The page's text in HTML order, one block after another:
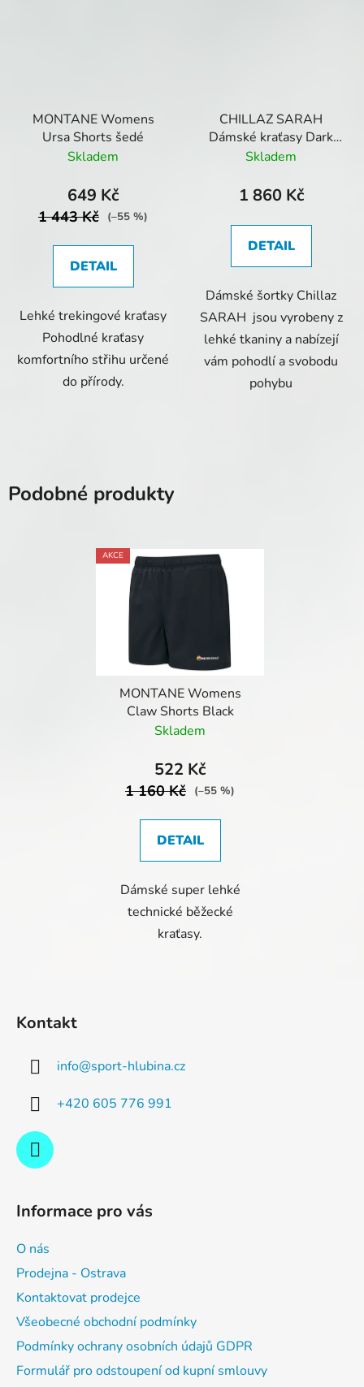
MONTANE Womens
Ursa Shorts šedé
Skladem
649 Kč
1 443 Kč (–55 %)
DETAIL
Lehké trekingové kraťasy
Pohodlné kraťasy
komfortního střihu určené
do přírody.
CHILLAZ SARAH
Dámské kraťasy Dark
Blue 107100
Skladem
1 860 Kč
DETAIL
Dámské šortky Chillaz
SARAH jsou vyrobeny z
lehké tkaniny a nabízejí
vám pohodlí a svobodu
pohybu
Podobné produkty
AKCE
MONTANE Womens
Claw Shorts Black
Skladem
522 Kč
1 160 Kč (–55 %)
DETAIL
Dámské super lehké
technické běžecké
kraťasy.
Kontakt
info@sport-hlubina.cz
+420 605 776 991
Informace pro vás
O nás
Prodejna - Ostrava
Kontaktovat prodejce
Všeobecné obchodní podmínky
Podmínky ochrany osobních údajů GDPR
Formulář pro odstoupení od kupní smlouvy